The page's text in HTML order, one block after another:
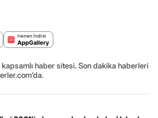
kapsamlı haber sitesi. Son dakika haberleri